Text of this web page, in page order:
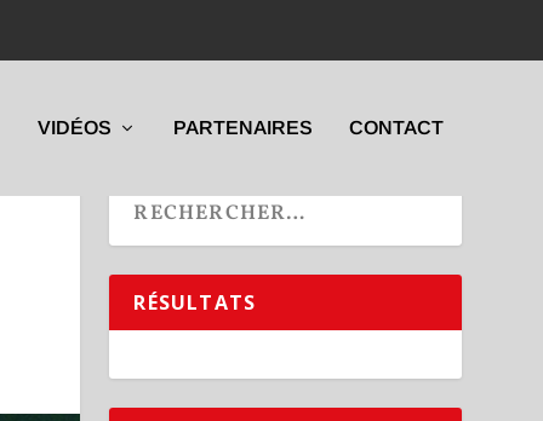
VIDÉOS PARTENAIRES CONTACT
RÉSULTATS